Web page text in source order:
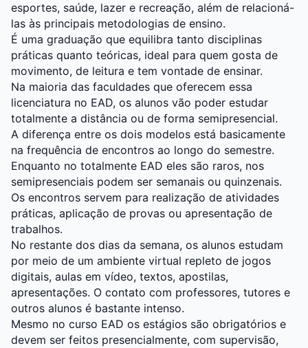
esportes, saúde, lazer e recreação, além de relacioná-
las às principais metodologias de ensino.
É uma graduação que equilibra tanto disciplinas
práticas quanto teóricas, ideal para quem gosta de
movimento, de leitura e tem vontade de ensinar.
Na maioria das faculdades que oferecem essa
licenciatura no EAD, os alunos vão poder estudar
totalmente a distância ou de forma semipresencial.
A diferença entre os dois modelos está basicamente
na frequência de encontros ao longo do semestre.
Enquanto no totalmente EAD eles são raros, nos
semipresenciais podem ser semanais ou quinzenais.
Os encontros servem para realização de atividades
práticas, aplicação de provas ou apresentação de
trabalhos.
No restante dos dias da semana, os alunos estudam
por meio de um ambiente virtual repleto de jogos
digitais, aulas em vídeo, textos, apostilas,
apresentações. O contato com professores, tutores e
outros alunos é bastante intenso.
Mesmo no curso EAD os estágios são obrigatórios e
devem ser feitos presencialmente, com supervisão,